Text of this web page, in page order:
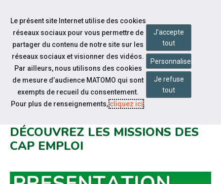
Aller au contenu
Qui sommes-nous ?
VOUS ÊTES UNE PERSONNE EN
DÉCOUVREZ LES MISSIONS DES
CAP EMPLOI
Le présent site Internet utilise des cookies
réseaux sociaux pour vous permettre de
partager du contenu de notre site sur les
réseaux sociaux et visionner des vidéos.
Par ailleurs, nous utilisons des cookies
de mesure d’audience MATOMO qui sont
exempts de recueil du consentement.
Pour plus de renseignements,cliquez ici.
J'accepte
tout
Personnaliser
Je refuse
tout